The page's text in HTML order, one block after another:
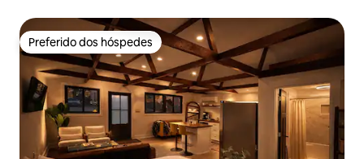
Preferido dos hóspedes
Preferido dos hóspedes